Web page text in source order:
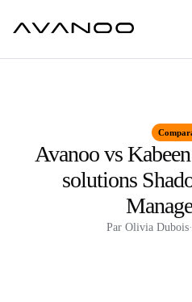
Avanoo vs
solutions
Par Olivia Dubois·